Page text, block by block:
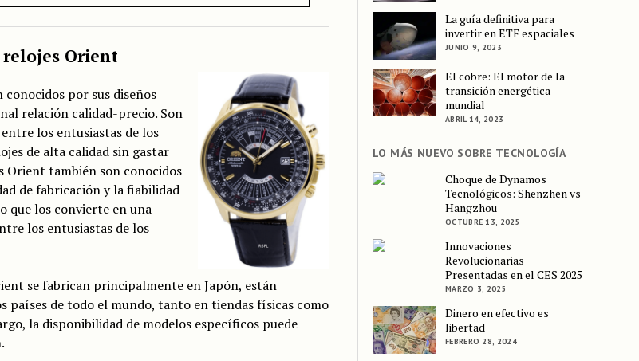
Orient
por sus diseños
relación calidad-precio. Son
los entusiastas de los
de alta calidad sin gastar
Orient también son conocidos
de fabricación y la fiabilidad
que los convierte en una
los entusiastas de los
se fabrican principalmente en Japón, están
países de todo el mundo, tanto en tiendas físicas como
la disponibilidad de modelos específicos puede
La guía definitiva para
invertir en ETF espaciales
JUNIO 9, 2023
El cobre: El motor de la
transición energética
mundial
ABRIL 14, 2023
LO MÁS NUEVO SOBRE TECNOLOGÍA
Choque de Dynamos
Tecnológicos: Shenzhen vs
Hangzhou
OCTUBRE 13, 2025
Innovaciones
Revolucionarias
Presentadas en el CES 2025
MARZO 3, 2025
Dinero en efectivo es
libertad
FEBRERO 28, 2024